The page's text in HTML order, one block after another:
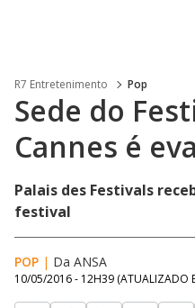
R7 Entretenimento Pop
Sede do
Cannes é
Palais des Festivals
festival
POP | Da ANSA
10/05/2016 - 12H39 (ATUALIZADO